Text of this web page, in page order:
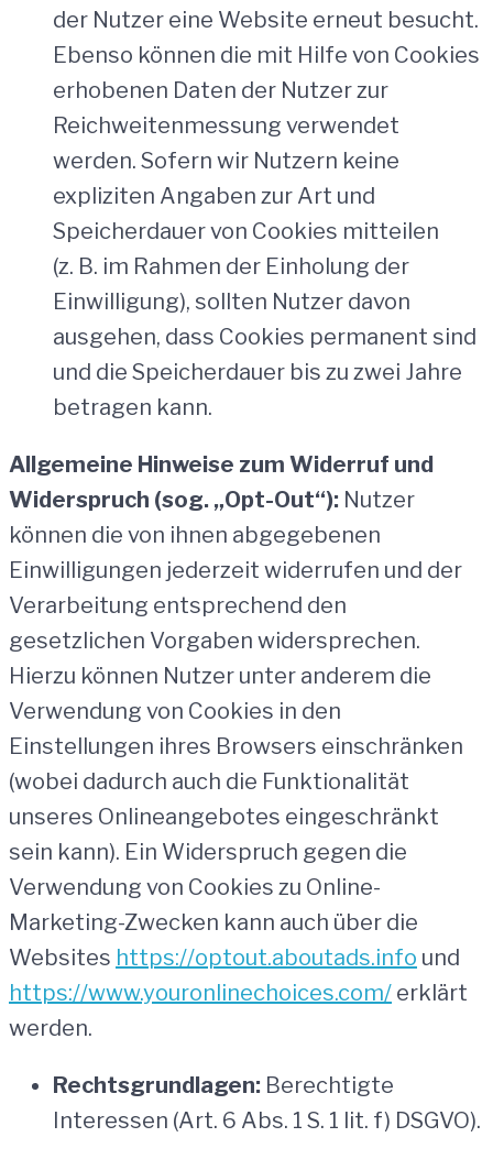
der Nutzer eine Website erneut besucht.
Ebenso können die mit Hilfe von Cookies
erhobenen Daten der Nutzer zur
Reichweitenmessung verwendet
werden. Sofern wir Nutzern keine
expliziten Angaben zur Art und
Speicherdauer von Cookies mitteilen
(z. B. im Rahmen der Einholung der
Einwilligung), sollten Nutzer davon
ausgehen, dass Cookies permanent sind
und die Speicherdauer bis zu zwei Jahre
betragen kann.
Allgemeine Hinweise zum Widerruf und
Widerspruch (sog. „Opt-Out“): Nutzer
können die von ihnen abgegebenen
Einwilligungen jederzeit widerrufen und der
Verarbeitung entsprechend den
gesetzlichen Vorgaben widersprechen.
Hierzu können Nutzer unter anderem die
Verwendung von Cookies in den
Einstellungen ihres Browsers einschränken
(wobei dadurch auch die Funktionalität
unseres Onlineangebotes eingeschränkt
sein kann). Ein Widerspruch gegen die
Verwendung von Cookies zu Online-
Marketing-Zwecken kann auch über die
Websites https://optout.aboutads.info und
https://www.youronlinechoices.com/ erklärt
werden.
Rechtsgrundlagen: Berechtigte
Interessen (Art. 6 Abs. 1 S. 1 lit. f) DSGVO).